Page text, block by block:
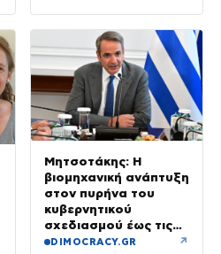
Μητσοτάκης: Η
βιομηχανική ανάπτυξη
στον πυρήνα του
κυβερνητικού
σχεδιασμού έως τις
εκλογές του 2027
DIMOCRACY.GR ↗